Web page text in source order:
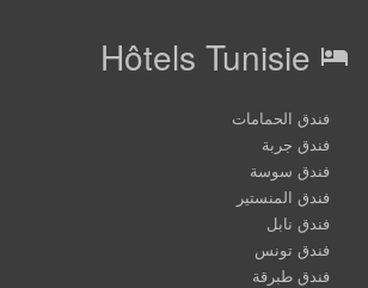
hotel
فندق الحمامات
فندق جربة
فندق سوسة
فندق المنستير
فندق نابل
فندق تونس
فندق طبرقة